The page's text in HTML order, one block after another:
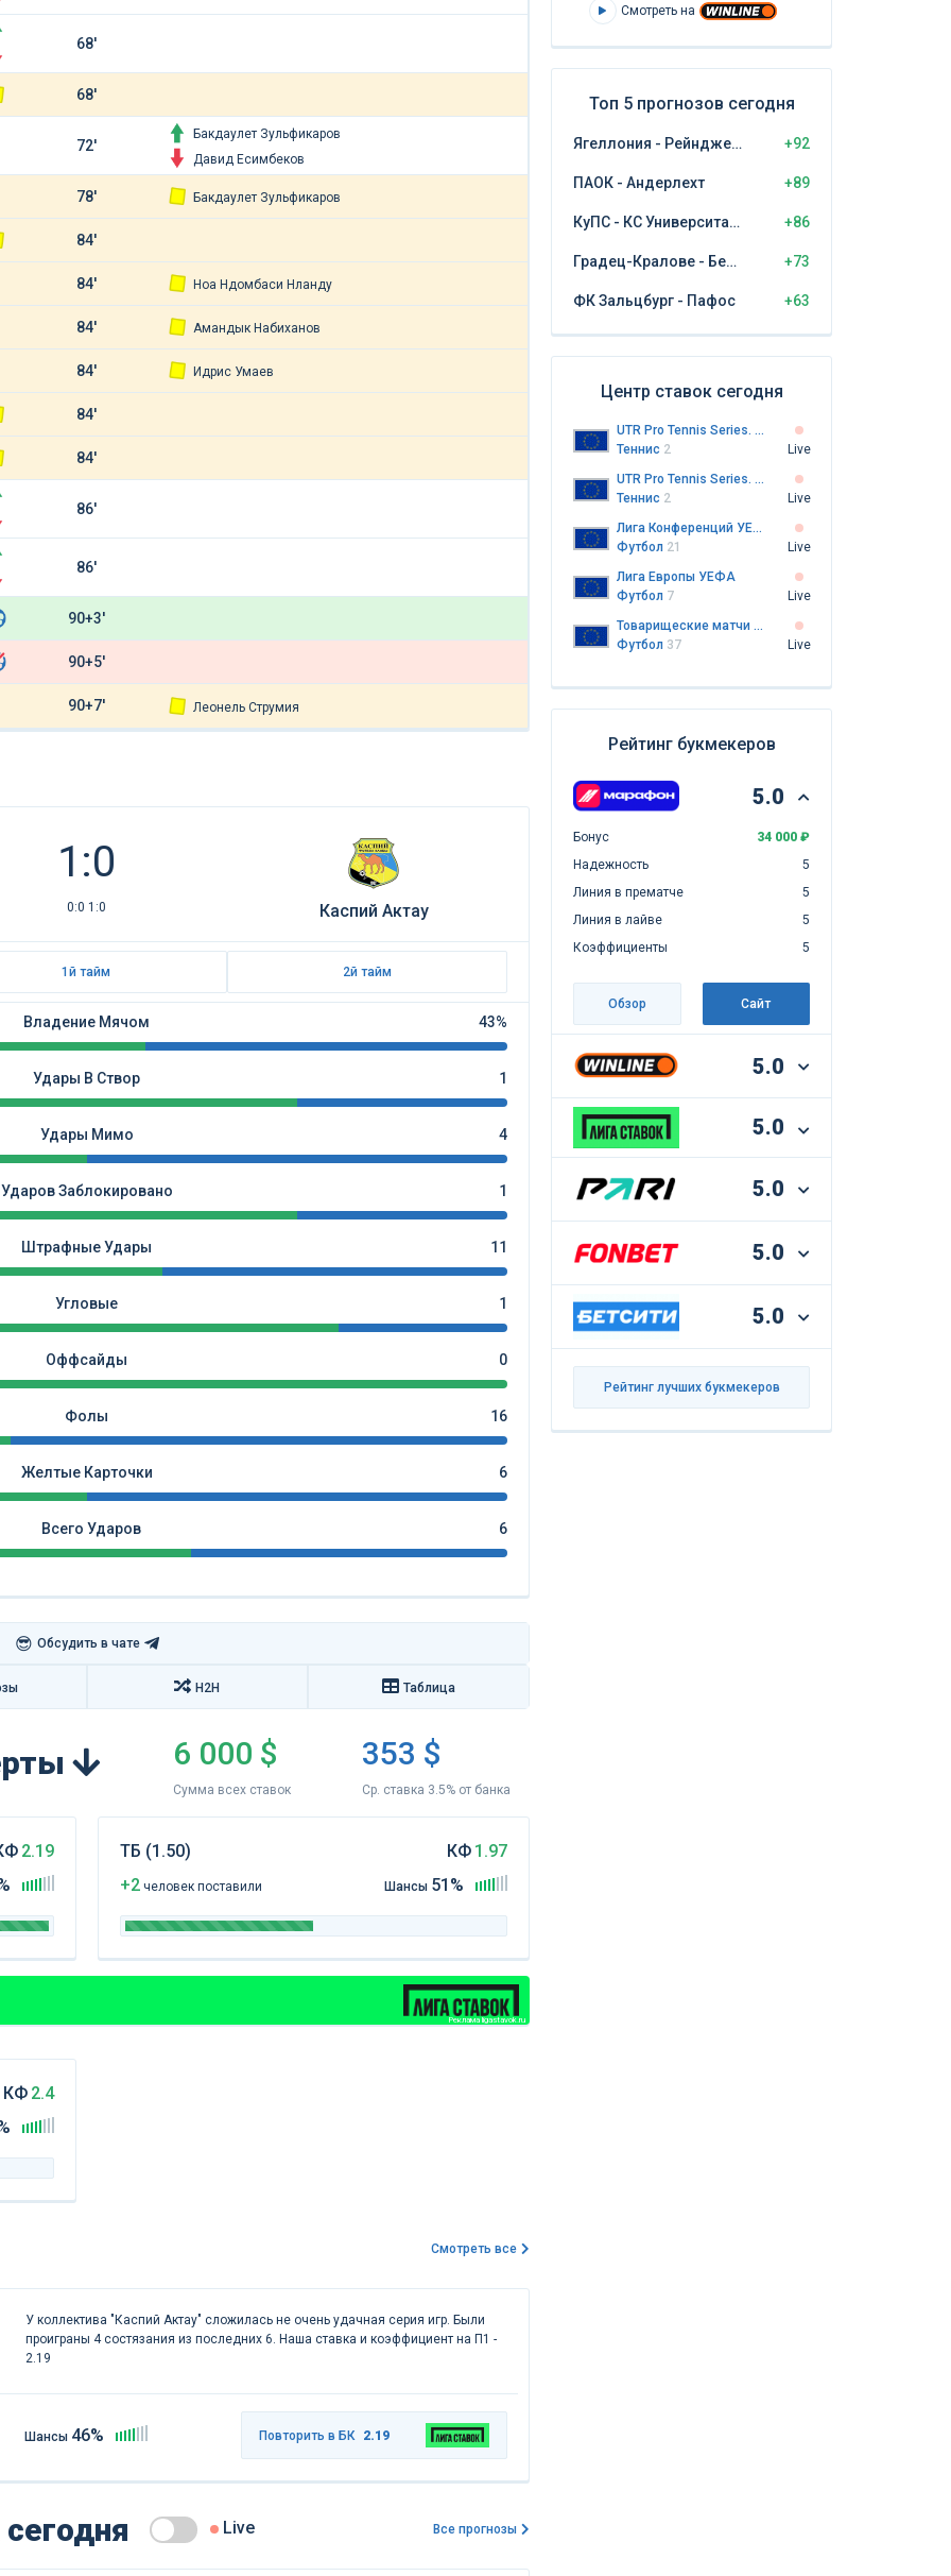
68'
68'
72'
Бакдаулет Зульфикаров
Давид Есимбеков
78' Бакдаулет Зульфикаров
84'
84' Ноа Ндомбаси Нланду
84' Амандык Набиханов
84' Идрис Умаев
84'
84'
86'
86'
90+3'
90+5'
90+7' Леонель Струмия
1:0
0:0 1:0 Каспий Актау
1й тайм 2й тайм
Владение Мячом 43%
Удары В Створ 1
Удары Мимо 4
Ударов Заблокировано 1
Штрафные Удары 11
Угловые 1
Оффсайды 0
Фолы 16
Желтые Карточки 6
Всего Ударов 6
😎 Обсудить в чате
H2H Таблица
6 000 $
Сумма всех ставок
353 $
Ср. ставка 3.5% от банка
2.19
ТБ (1.50)
+2 человекпоставили
КФ 1.97
Шансы 51%
Реклама ligastavok.ru
КФ 2.4
Смотреть все
У коллектива "Каспий Актау" сложилась не очень удачная серия игр. Были
проиграны 4 состязания из последних 6. Наша ставка и коэффициент на П1 -
2.19
Шансы 46% Повторить в БК 2.19
сегодня Live Все прогнозы
Смотреть на
Топ 5 прогнозов сегодня
Ягеллония - Рейнджерс +92
ПАОК - Андерлехт +89
КуПС - КС Университатя Крайова +86
Градец-Кралове - Бешикташ +73
ФК Зальцбург - Пафос +63
Центр ставок сегодня
UTR Pro Tennis Series. Оберн
Теннис 2
Live
UTR Pro Tennis Series. Оберн. Женщины
Теннис 2
Live
Лига Конференций УЕФА
Футбол 21
Live
Лига Европы УЕФА
Футбол 7
Live
Товарищеские матчи клубов
Футбол 37 Live
Рейтинг букмекеров
5.0
Бонус
34 000 ₽
Надежность
5
Линия в прематче
5
Линия в лайве
5
Коэффициенты
5
Обзор Сайт
5.0
5.0
5.0
5.0
5.0
Рейтинг лучших букмекеров